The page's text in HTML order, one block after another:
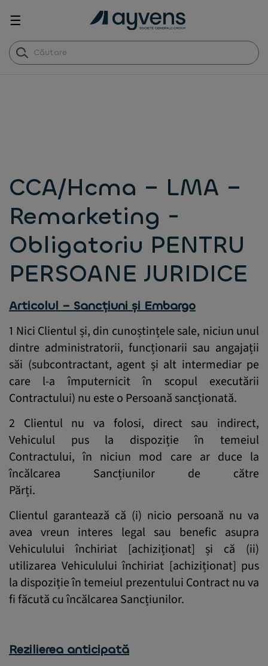
☰
CCA/Hcma – LMA –
Remarketing -
Obligatoriu PENTRU
PERSOANE JURIDICE
Articolul – Sancțiuni și Embargo
1 Nici Clientul și, din cunoștințele sale, niciun unul
dintre administratorii, funcționarii sau angajații
săi (subcontractant, agent și alt intermediar pe
care l-a împuternicit în scopul executării
Contractului) nu este o Persoană sancționată.
2 Clientul nu va folosi, direct sau indirect,
Vehiculul pus la dispoziție în temeiul
Contractului, în niciun mod care ar duce la
încălcarea Sancțiunilor de către
Părți.
Clientul garantează că (i) nicio persoană nu va
avea vreun interes legal sau benefic asupra
Vehiculului închiriat [achiziționat] și că (ii)
utilizarea Vehiculului închiriat [achiziționat] pus
la dispoziție în temeiul prezentului Contract nu va
fi făcută cu încălcarea Sancțiunilor.
Rezilierea anticipată